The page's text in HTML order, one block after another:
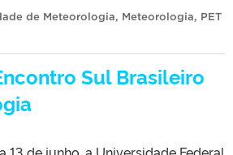
de Meteorologia, Meteorologia, PET
Sul Brasileiro
a 13 de junho, a Universidade Federal